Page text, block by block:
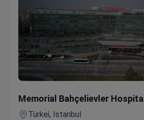
Memorial Bahçelievler Hospital
Türkei, Istanbul